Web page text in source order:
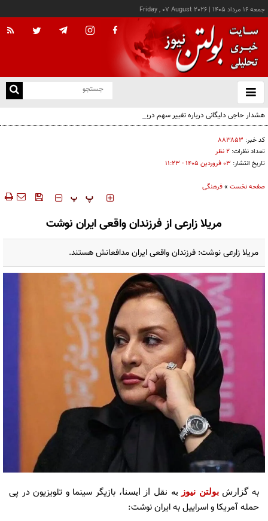
جمعه ۱۶ مرداد ۱۴۰۵ |
Friday , 07 August 2026
باز
و
هشدار حاجی دلیگانی درباره تغییر سهم دریای خزر و مخالفت با واگذاری امتیاز
کد خبر: ۸۸۳۸۵۳
تعداد نظرات: ۲ نظر
تاریخ انتشار: ۰۳ فروردين ۱۴۰۵ - ۱۱:۲۳
صفحه نخست »فرهنگی
‍‍‍ پ پ
مریلا زارعی از فرزندان واقعی ایران نوشت
مریلا زارعی نوشت: فرزندان واقعی ایران مدافعانش هستند.
بهگزارشبولتن نیوز به نقل از ایسنا، بازیگر سینما و تلویزیون در پی
حمله آمریکا و اسراییل به ایران نوشت: